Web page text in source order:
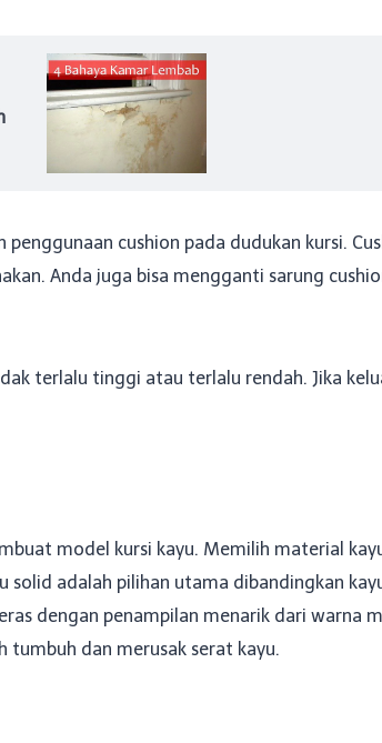
cushion pada dudukan kursi.
Anda juga bisa mengganti sarung
terlalu tinggi atau terlalu rendah. Jika
model kursi kayu. Memilih material
adalah pilihan utama dibandingkan
dengan penampilan menarik dari warna
dan merusak serat kayu.